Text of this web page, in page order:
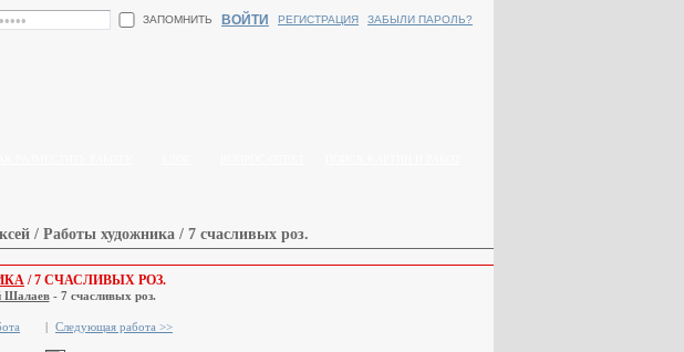
ЗАПОМНИТЬ ВОЙТИ РЕГИСТРАЦИЯ ЗАБЫЛИ ПАРОЛЬ?
/ Работы художника / 7 счасливых роз.
/ 7 СЧАСЛИВЫХ РОЗ.
Шалаев- 7 счасливых роз.
| Следующая работа >>